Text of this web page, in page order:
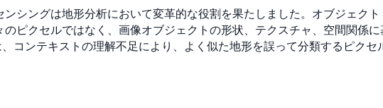
シングは地形分析において変革的な役割を果たしました。オブジェク
ピクセルではなく、画像オブジェクトの形状、テクスチャ、空間関係
コンテキストの理解不足により、よく似た地形を誤って分類するピクセ